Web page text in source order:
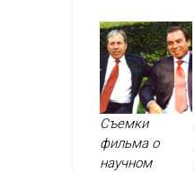
Съемки
фильма о
научном